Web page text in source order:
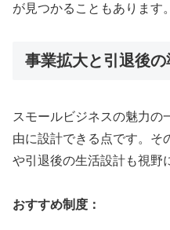
が見つかることもあります。
事業拡大と引退後の
スモールビジネスの魅力の
由に設計できる点です。そ
や引退後の生活設計も視野
おすすめ制度：